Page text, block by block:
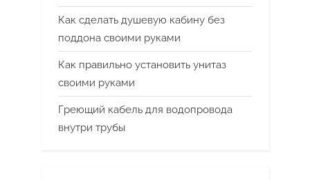
Как сделать душевую кабину без
поддона своими руками
Как правильно установить унитаз
своими руками
Греющий кабель для водопровода
внутри трубы